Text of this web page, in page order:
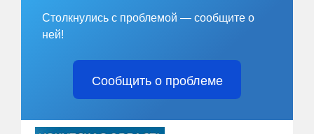
Столкнулись с проблемой — сообщите о
ней!
Сообщить о проблеме